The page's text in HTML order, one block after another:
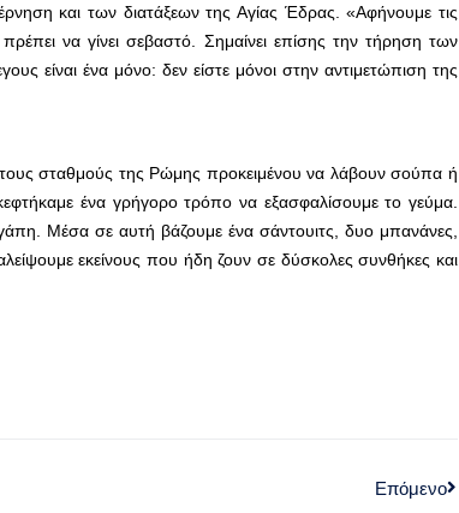
και των διατάξεων της Αγίας Έδρας. «Αφήνουμε τις
να γίνει σεβαστό. Σημαίνει επίσης την τήρηση των
είναι ένα μόνο: δεν είστε μόνοι στην αντιμετώπιση της
σταθμούς της Ρώμης προκειμένου να λάβουν σούπα ή
ένα γρήγορο τρόπο να εξασφαλίσουμε το γεύμα.
Μέσα σε αυτή βάζουμε ένα σάντουιτς, δυο μπανάνες,
εκείνους που ήδη ζουν σε δύσκολες συνθήκες και
Επόμενο